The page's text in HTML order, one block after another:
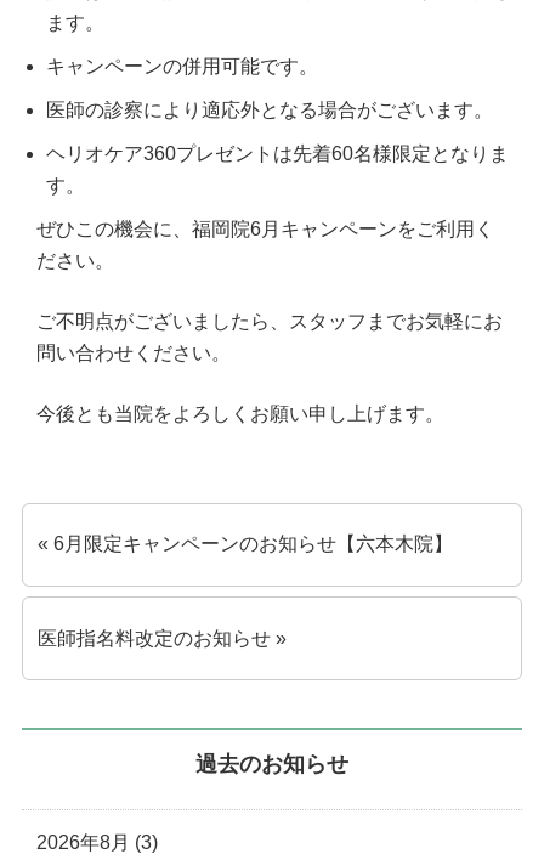
ます。
キャンペーンの併用可能です。
医師の診察により適応外となる場合がございます。
ヘリオケア360プレゼントは先着60名様限定となりま
す。
ぜひこの機会に、福岡院6月キャンペーンをご利用く
ださい。
ご不明点がございましたら、スタッフまでお気軽にお
問い合わせください。
今後とも当院をよろしくお願い申し上げます。
« 6月限定キャンペーンのお知らせ【六本木院】
医師指名料改定のお知らせ »
過去のお知らせ
2026年8月 (3)
六本木院